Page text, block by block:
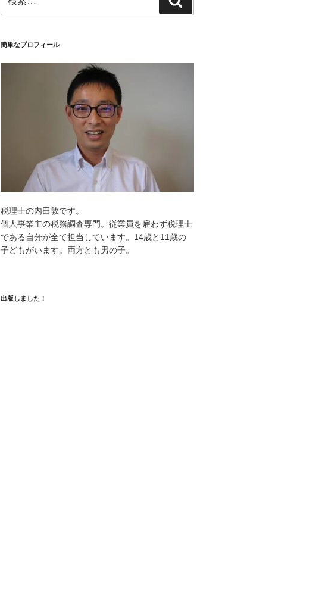
索:
索
簡単なプロフィール
税理士の内田敦です。
個人事業主の税務調査専門。従業員を雇わず税理士
である自分が全て担当しています。14歳と11歳の
子どもがいます。両方とも男の子。
出版しました！